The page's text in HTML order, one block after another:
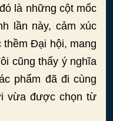
là những cột mốc
lần này, cảm xúc
Đại hội, mang
cũng thấy ý nghĩa
phẩm đã đi cùng
vừa được chọn từ